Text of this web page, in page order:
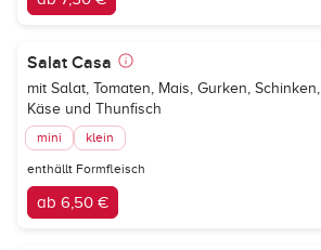
Salat Casa
mit Salat, Tomaten, Mais, Gurken, Schinken,
Käse und Thunfisch
mini klein
enthällt Formfleisch
ab 6,50 €